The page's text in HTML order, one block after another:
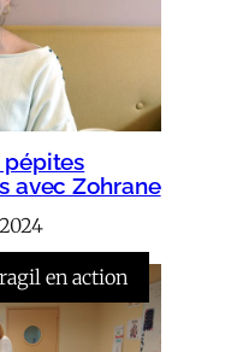
pépites
avec Zohrane
en action